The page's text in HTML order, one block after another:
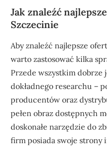
Jak znaleźć
Szczecinie
Aby znaleźć najlepsze
warto zastosować kilka
Przede wszystkim dobrze
dokładnego researchu –
producentów oraz
pełen obraz dostępnych
doskonałe narzędzie do
firm posiada swoje